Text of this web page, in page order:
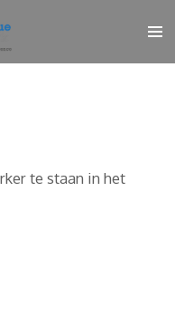
te staan in het